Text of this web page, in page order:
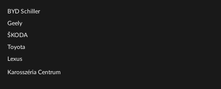
BYD Schiller
Geely
ŠKODA
Toyota
Lexus
Karosszéria Centrum